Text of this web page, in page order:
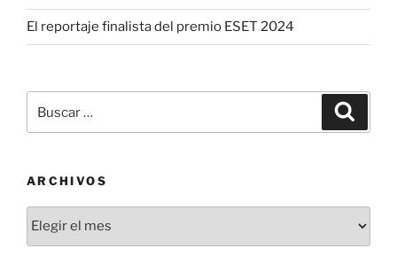
El reportaje finalista del premio ESET 2024
por:
ARCHIVOS